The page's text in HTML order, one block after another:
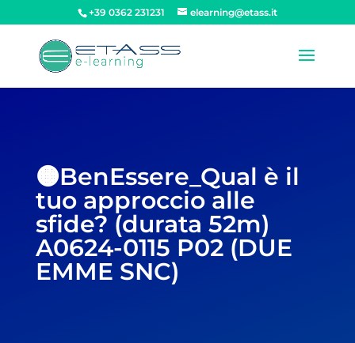
+39 0362 231231 elearning@etass.it
🟠BenEssere_Qual è il
tuo approccio alle
sfide? (durata 52m)
A0624-0115 P02 (DUE
EMME SNC)